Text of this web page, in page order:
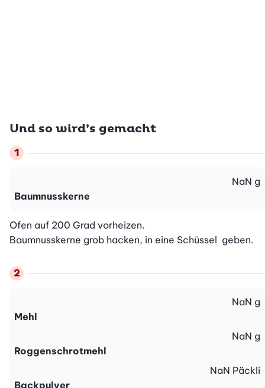
Und so wird’s gemacht
Baumnusskerne
NaN g
Ofen auf 200 Grad vorheizen.
Baumnusskerne grob hacken, in eine Schüssel  geben.
Mehl
NaN g
Roggenschrotmehl
NaN g
Backpulver
NaN Päckli